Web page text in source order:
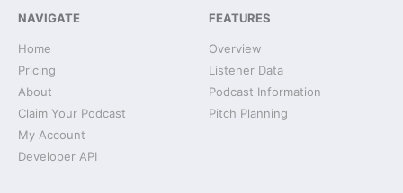
NAVIGATE
Home
Pricing
About
Claim Your Podcast
My Account
Developer API
FEATURES
Overview
Listener Data
Podcast Information
Pitch Planning